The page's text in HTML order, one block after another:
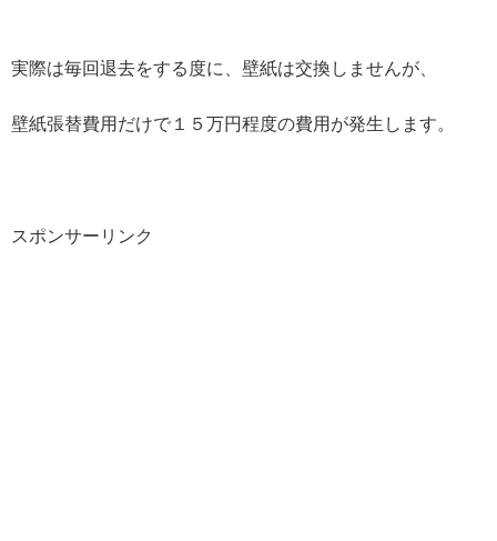
実際は毎回退去をする度に、壁紙は交換しませんが、
壁紙張替費用だけで１５万円程度の費用が発生します。
スポンサーリンク